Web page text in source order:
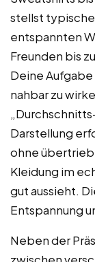
stellst
entspannten
Freunden bis
Deine
nahbar zu
Darstellung
ohne
Kleidung im
gut aussieht.
Entspannung
Neben der